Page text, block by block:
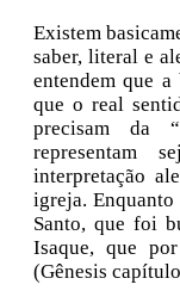
Existem
saber, literal e
entendem que
que o real
precisam da
representam
interpretação
igreja.
Santo, que foi
Isaque, que
(Gênesis